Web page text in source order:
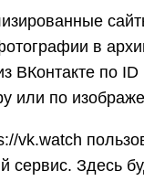
в
ВКонтакте по ID
или по
vk.watch
сервис. Здесь